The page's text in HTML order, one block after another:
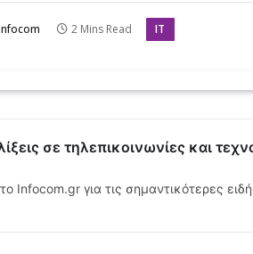
2 Mins Read IT
σε τηλεπικοινωνίες και
Infocom.gr για τις σημαντικότερες